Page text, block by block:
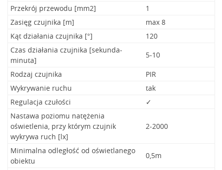
Przekrój przewodu [mm2]
1
Zasięg czujnika [m]
max 8
Kąt działania czujnika [°]
120
Czas działania czujnika [sekunda-
minuta]
5-10
Rodzaj czujnika
PIR
Wykrywanie ruchu
tak
Regulacja czułości
✓
Nastawa poziomu natężenia
oświetlenia, przy którym czujnik
wykrywa ruch [lx]
2-2000
Minimalna odległość od oświetlanego
obiektu
0,5m